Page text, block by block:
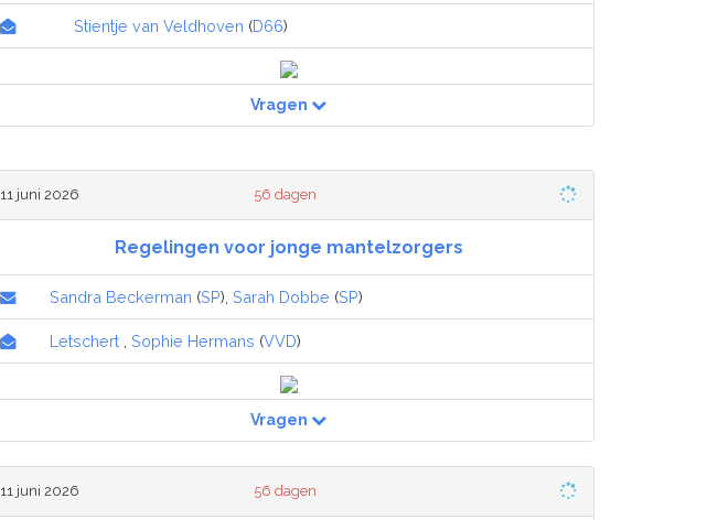
Stientje van Veldhoven (D66)
Vragen
11 juni 2026 56 dagen
Regelingen voor jonge mantelzorgers
Sandra Beckerman (SP), Sarah Dobbe (SP)
Letschert Sophie Hermans (VVD)
Vragen
11 juni 2026 56 dagen